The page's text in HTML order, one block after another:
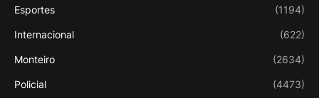
Esportes (1194)
Internacional (622)
Monteiro (2634)
Policial (4473)